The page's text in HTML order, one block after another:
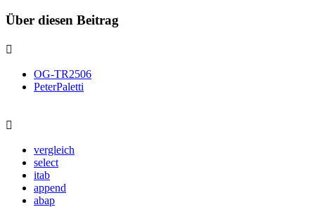
Über diesen Beitrag
OG-TR2506
PeterPaletti
vergleich
select
itab
append
abap